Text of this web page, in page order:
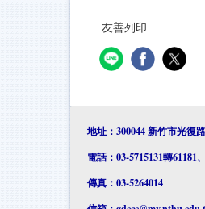
友善列印
地址：300044 新竹市光復
電話：03-5715131轉61181
傳真：03-5264014